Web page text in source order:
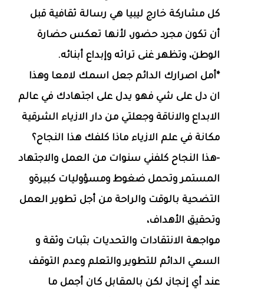
كل مشاركة خارج ليبيا هي رسالة ثقافية قبل
أن تكون مجرد حضور، لأنها تعكس حضارة
الوطن، وتظهر غنى تراثه وإبداع أبنائه.
*أمل اصرارك الدائم جعل اسمك لامعا وهذا
ان دل على شي فهو يدل على اجتهادك في عالم
الابداع والاناقة وجعلتي من دار الازياء الشرقية
مكانة في علم الازياء ماذا كلفك هذا النجاح؟
-هذا النجاح كلفني سنوات من العمل والاجتهاد
المستمر وتحمل ضغوط ومسؤوليات كبيرةو
التضحية بالوقت والراحة من أجل تطوير العمل
وتحقيق الأهداف،
مواجهة الانتقادات والتحديات بثبات وثقة و
السعي الدائم للتطوير والتعلم وعدم التوقف
عند أي إنجاز، لكن بالمقابل كان أجمل ما